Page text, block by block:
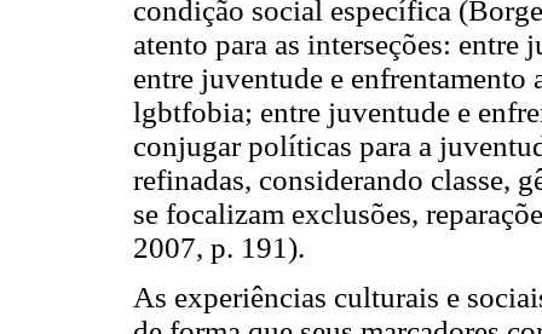
condição social específica
atento para as interseções:
entre juventude e enfrentamento
lgbtfobia; entre juventude e
conjugar políticas para a
refinadas, considerando classe,
se focalizam exclusões,
2007, p. 191).
As experiências culturais e